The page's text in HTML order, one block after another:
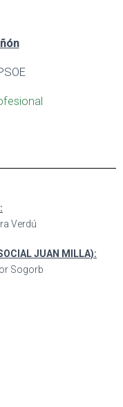
Verdú
JUAN MILLA):
Sogorb